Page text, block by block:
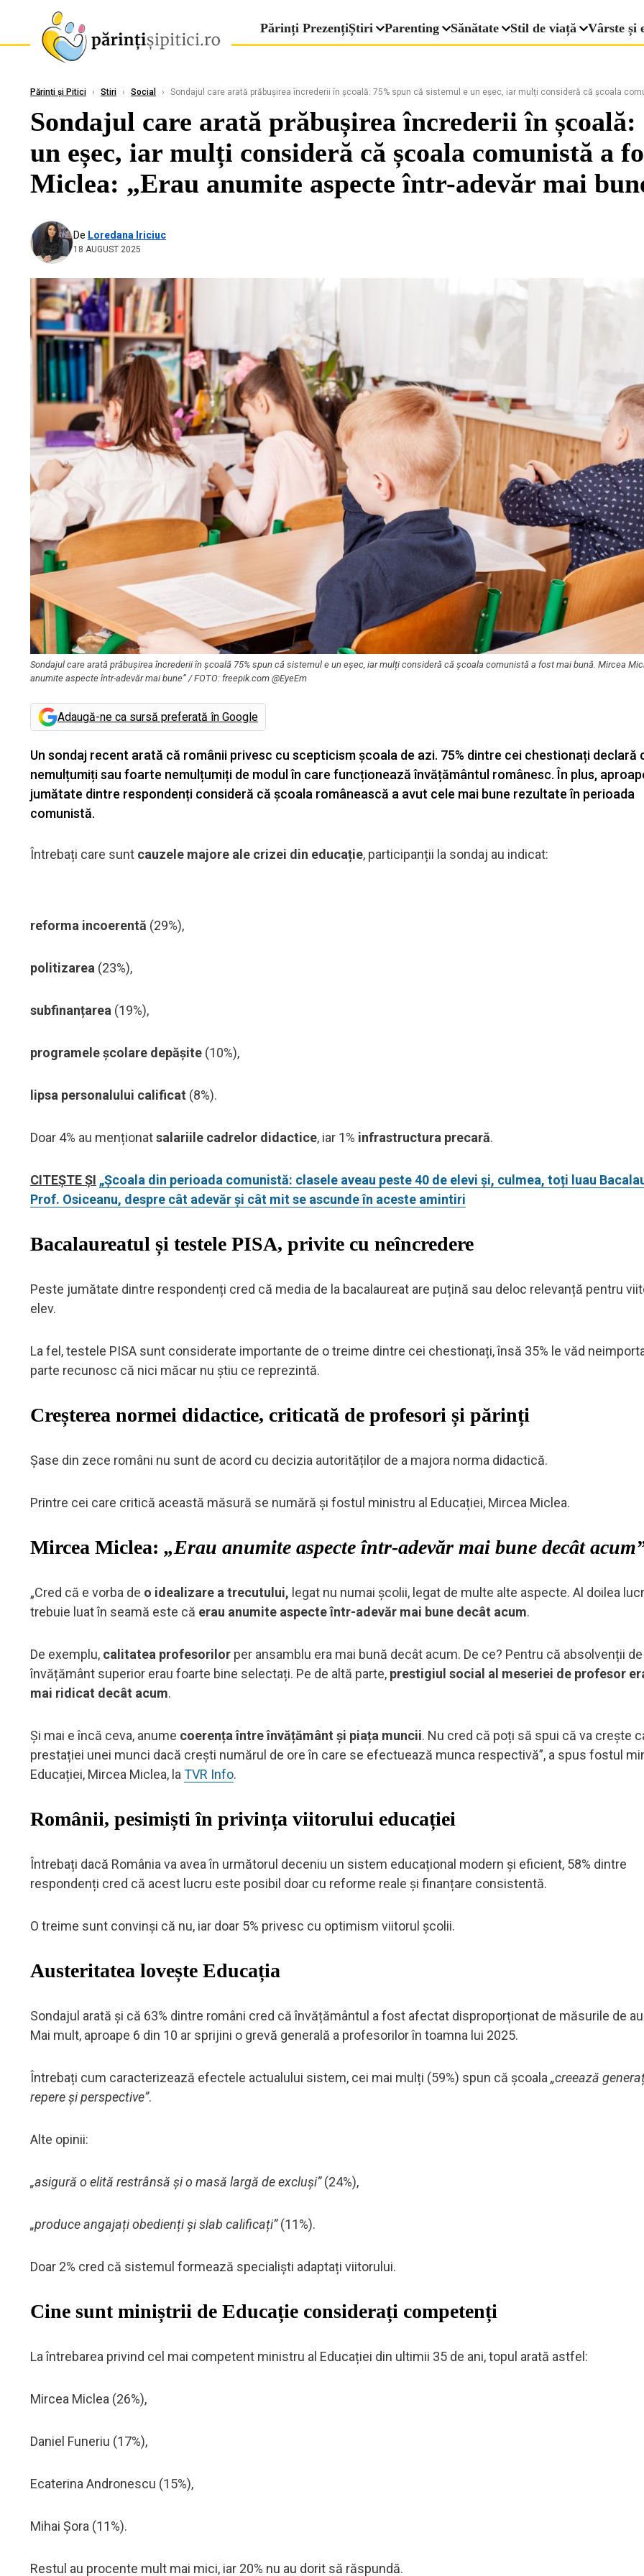
Părinți PrezențiȘtiri Parenting Sănătate Stil de viață Vârste și
Părinți și Pitici › Stiri › Social › Sondajul care arată prăbușirea încrederii în școală: 75% spun că sistemul e un eșec, iar mulți consideră că școala
Sondajul care arată prăbușirea încrederii în școală:
un eșec, iar mulți consideră că școala comunistă a
Miclea: „Erau anumite aspecte într-adevăr mai
De Loredana Iriciuc
18 AUGUST 2025
Sondajul care arată prăbușirea încrederii în școală 75% spun că sistemul e un eșec, iar mulți consideră că școala comunistă a fost mai bună. Mircea
anumite aspecte într-adevăr mai bune” / FOTO: freepik.com @EyeEm
Adaugă-ne ca sursă preferată în Google
Un sondaj recent arată că românii privesc cu scepticism școala de azi. 75% dintre cei chestionați declară
nemulțumiți sau foarte nemulțumiți de modul în care funcționează învățământul românesc. În plus,
jumătate dintre respondenți consideră că școala românească a avut cele mai bune rezultate în perioada
comunistă.
Întrebați care sunt cauzele majore ale crizei din educație, participanții la sondaj au indicat:
reforma incoerentă (29%),
politizarea (23%),
subfinanțarea (19%),
programele școlare depășite (10%),
lipsa personalului calificat (8%).
Doar 4% au menționatsalariile cadrelor didactice, iar 1% infrastructura precară.
CITEȘTE ȘI „Școala din perioada comunistă: clasele aveau peste 40 de elevi și, culmea, toți luau
Prof. Osiceanu, despre cât adevăr și cât mit se ascunde în aceste amintiri
Bacalaureatul și testele PISA, privite cu neîncredere
Peste jumătate dintre respondenți cred că media de la bacalaureat are puțină sau deloc relevanță pentru
elev.
La fel, testele PISA sunt considerate importante de o treime dintre cei chestionați, însă 35% le văd
parte recunosc că nici măcar nu știu ce reprezintă.
Creșterea normei didactice, criticată de profesori și părinți
Șase din zece români nu sunt de acord cu decizia autorităților de a majora norma didactică.
Printre cei care critică această măsură se numără și fostul ministru al Educației, Mircea Miclea.
Mircea Miclea: „Erau anumite aspecte într-adevăr mai bune decât
„Cred că e vorba de o idealizare a trecutului, legat nu numai școlii, legat de multe alte aspecte. Al doilea
trebuie luat în seamă este că erau anumite aspecte într-adevăr mai bune decât acum.
De exemplu, calitatea profesorilor per ansamblu era mai bună decât acum. De ce? Pentru că absolvenții de
învățământ superior erau foarte bine selectați. Pe de altă parte, prestigiul social al meseriei de profesor
mai ridicat decât acum.
Și mai e încă ceva, anume coerența între învățământ și piața muncii. Nu cred că poți să spui că va crește
prestației unei munci dacă crești numărul de ore în care se efectuează munca respectivă”, a spus fostul
Educației, Mircea Miclea, la TVR Info.
Românii, pesimiști în privința viitorului educației
Întrebați dacă România va avea în următorul deceniu un sistem educațional modern și eficient, 58% dintre
respondenți cred că acest lucru este posibil doar cu reforme reale și finanțare consistentă.
O treime sunt convinși că nu, iar doar 5% privesc cu optimism viitorul școlii.
Austeritatea lovește Educația
Sondajul arată și că 63% dintre români cred că învățământul a fost afectat disproporționat de măsurile de
Mai mult, aproape 6 din 10 ar sprijini o grevă generală a profesorilor în toamna lui 2025.
Întrebați cum caracterizează efectele actualului sistem, cei mai mulți (59%) spun că școala „creează
repere și perspective”.
Alte opinii:
„asigură o elită restrânsă și o masă largă de excluși”(24%),
„produce angajați obedienți și slab calificați”(11%).
Doar 2% cred că sistemul formează specialiști adaptați viitorului.
Cine sunt miniștrii de Educație considerați competenți
La întrebarea privind cel mai competent ministru al Educației din ultimii 35 de ani, topul arată astfel:
Mircea Miclea (26%),
Daniel Funeriu (17%),
Ecaterina Andronescu (15%),
Mihai Șora (11%).
Restul au procente mult mai mici, iar 20% nu au dorit să răspundă.